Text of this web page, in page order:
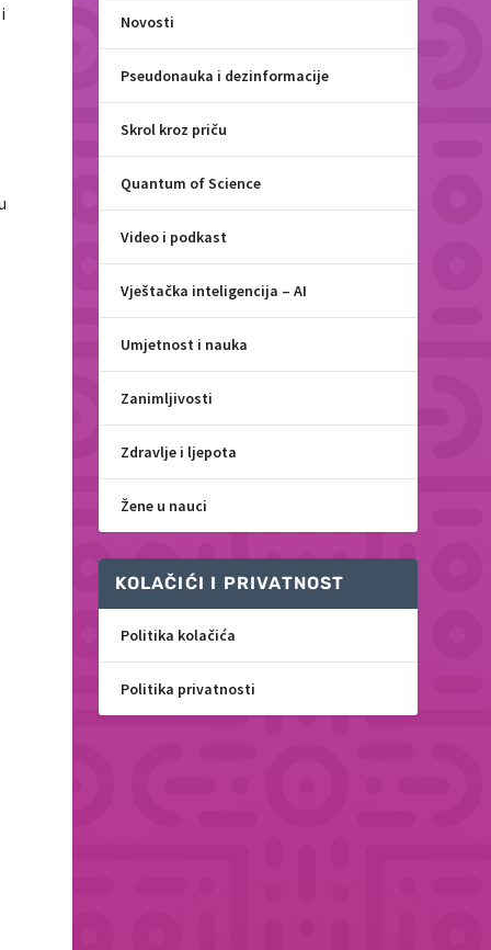
Novosti
Pseudonauka i dezinformacije
Skrol kroz priču
Quantum of Science
Video i podkast
Vještačka inteligencija – AI
Umjetnost i nauka
Zanimljivosti
Zdravlje i ljepota
Žene u nauci
KOLAČIĆI I PRIVATNOST
Politika kolačića
Politika privatnosti